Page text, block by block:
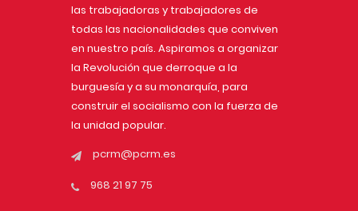
las trabajadoras y trabajadores de
todas las nacionalidades que conviven
en nuestro país. Aspiramos a organizar
la Revolución que derroque a la
burguesía y a su monarquía, para
construir el socialismo con la fuerza de
la unidad popular.
pcrm@pcrm.es
968 21 97 75